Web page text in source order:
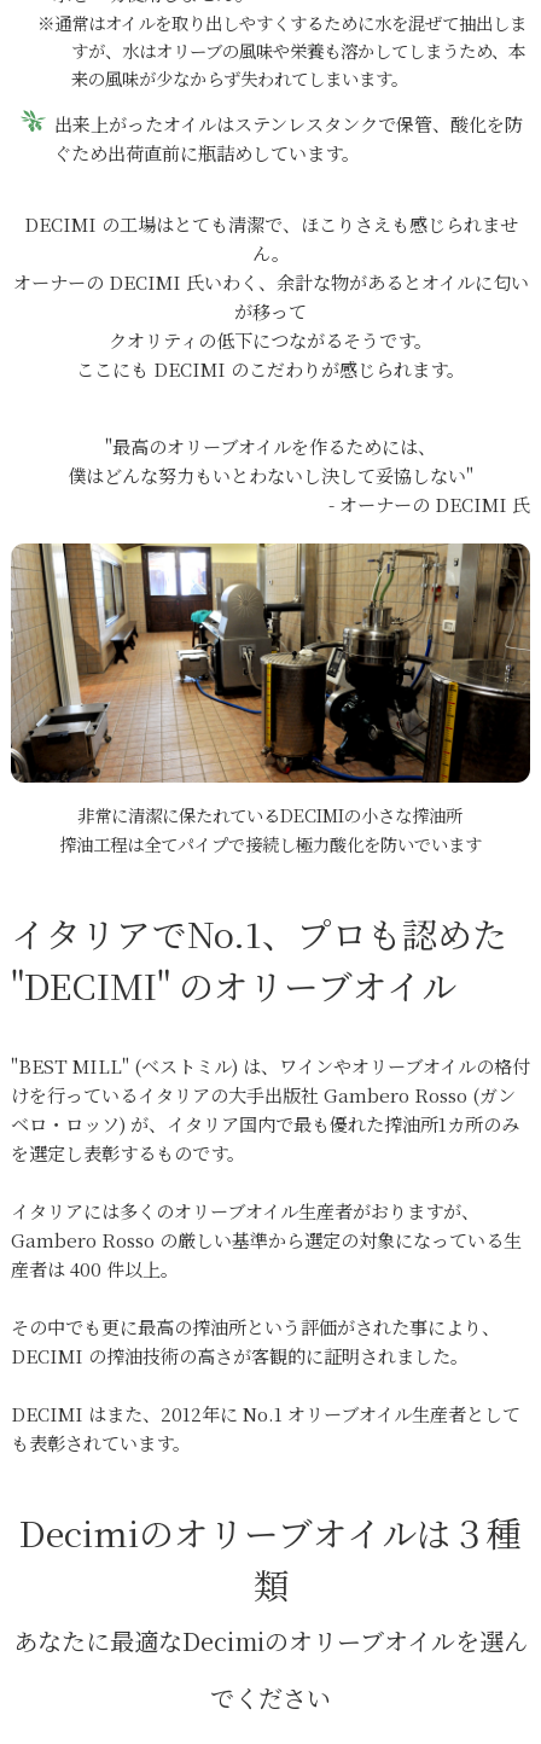
※通常はオイルを取り出しやすくするために水を混ぜて抽出しま
すが、水はオリーブの風味や栄養も溶かしてしまうため、本
来の風味が少なからず失われてしまいます。
出来上がったオイルはステンレスタンクで保管、酸化を防
ぐため出荷直前に瓶詰めしています。
DECIMI の工場はとても清潔で、ほこりさえも感じられませ
ん。
オーナーの DECIMI 氏いわく、余計な物があるとオイルに匂い
が移って
クオリティの低下につながるそうです。
ここにも DECIMI のこだわりが感じられます。
"最高のオリーブオイルを作るためには、
僕はどんな努力もいとわないし決して妥協しない"
- オーナーの DECIMI 氏
非常に清潔に保たれているDECIMIの小さな搾油所
搾油工程は全てパイプで接続し極力酸化を防いでいます
イタリアでNo.1、プロも認めた
"DECIMI" のオリーブオイル
"BEST MILL" (ベストミル) は、ワインやオリーブオイルの格付
けを行っているイタリアの大手出版社 Gambero Rosso (ガン
ベロ・ロッソ) が、イタリア国内で最も優れた搾油所1カ所のみ
を選定し表彰するものです。
イタリアには多くのオリーブオイル生産者がおりますが、
Gambero Rosso の厳しい基準から選定の対象になっている生
産者は 400 件以上。
その中でも更に最高の搾油所という評価がされた事により、
DECIMI の搾油技術の高さが客観的に証明されました。
DECIMI はまた、2012年に No.1 オリーブオイル生産者として
も表彰されています。
Decimiのオリーブオイルは３種
類
あなたに最適なDecimiのオリーブオイルを選ん
でください